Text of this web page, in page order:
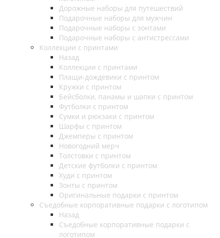
Дорожные наборы для путешествий
Подарочные наборы для мужчин
Подарочные наборы с зонтами
Подарочные наборы с антистрессами
Коллекции с принтами
Назад
Коллекции с принтами
Плащи-дождевики с принтом
Кружки с принтом
Бейсболки, панамы и шапки с принтом
Футболки с принтом
Сумки и рюкзаки с принтом
Шарфы с принтом
Джемперы с принтом
Новогодний мерч
Толстовки с принтом
Детские футболки с принтом
Худи с принтом
Зонты с принтом
Оригинальные подарки с принтом
Съедобные корпоративные подарки с логотипом
Назад
Съедобные корпоративные подарки с
логотипом